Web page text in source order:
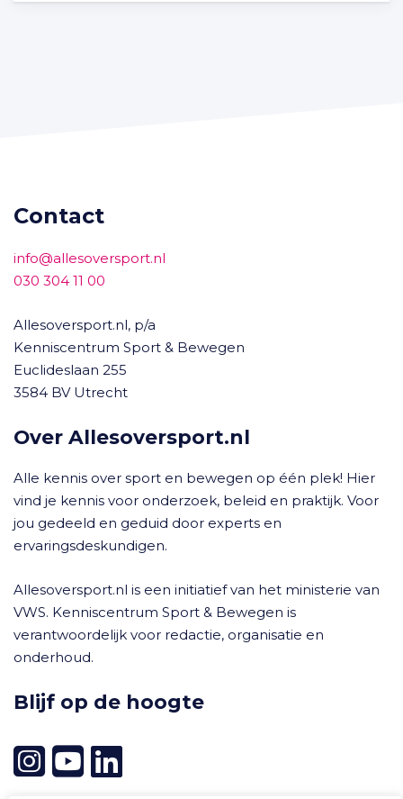
Contact
info@allesoversport.nl
030 304 11 00
Allesoversport.nl, p/a
Kenniscentrum Sport & Bewegen
Euclideslaan 255
3584 BV Utrecht
Over Allesoversport.nl
Alle kennis over sport en bewegen op één plek! Hier
vind je kennis voor onderzoek, beleid en praktijk. Voor
jou gedeeld en geduid door experts en
ervaringsdeskundigen.
Allesoversport.nl is een initiatief van het ministerie van
VWS. Kenniscentrum Sport & Bewegen is
verantwoordelijk voor redactie, organisatie en
onderhoud.
Blijf op de hoogte